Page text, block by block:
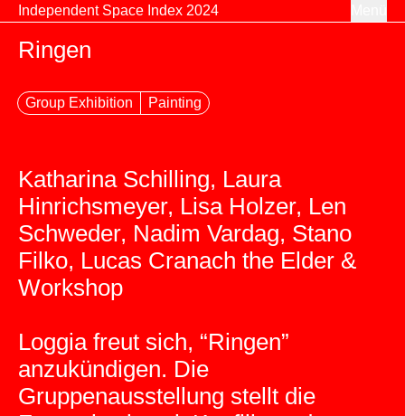
Zum Inhalt springen
Independent Space Index 2024
Ringen
Group Exhibition Painting
Katharina Schilling, Laura
Hinrichsmeyer, Lisa Holzer, Len
Schweder, Nadim Vardag, Stano
Filko, Lucas Cranach the Elder &
Workshop
Loggia freut sich, “Ringen”
anzukündigen. Die
Gruppenausstellung stellt die